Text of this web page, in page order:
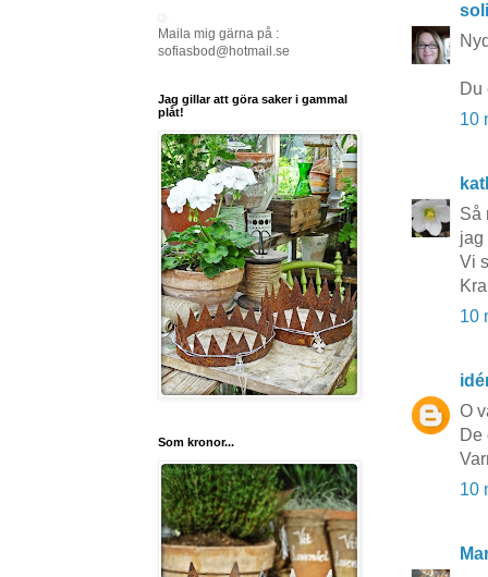
Du
10
Så
jag
Vi
10
O
De
10
Maila mig gärna på :
sofiasbod@hotmail.se
Jag gillar att göra saker i gammal
plåt!
Som kronor...